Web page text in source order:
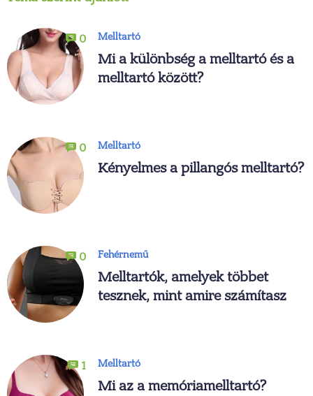
0 Melltartó
Mi a különbség a melltartó és a
melltartó között?
0 Melltartó
Kényelmes a pillangós melltartó?
0 Fehérnemű
Melltartók, amelyek többet
tesznek, mint amire számítasz
1 Melltartó
Mi az a memóriamelltartó?